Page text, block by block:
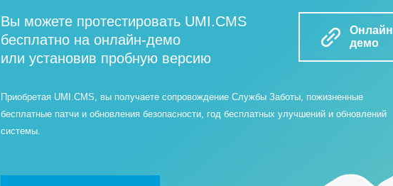
Вы можете протестировать UMI.CMS
бесплатно на онлайн-демо
или установив пробную версию
Онлайн
демо
Приобретая UMI.CMS, вы получаете сопровождение Службы Заботы, пожизненные
бесплатные патчи и обновления безопасности, год бесплатных улучшений и обновлений
системы.